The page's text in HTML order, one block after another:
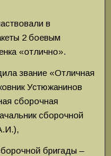
в
2 боевым
«отлично».
звание «Отличная
Устюжанинов
сборочная
сборочной
бригады –